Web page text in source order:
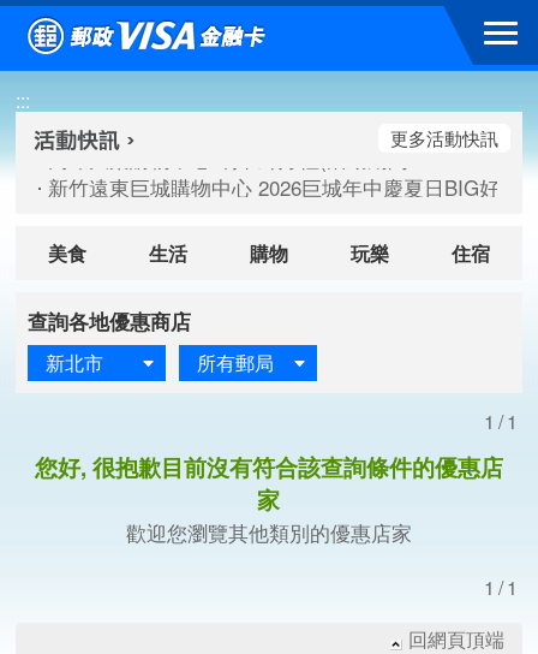
跳到主要內容區塊
:::
高雄大樂購物中心 刷卡郵好禮(活動期間：115/08/07-
臺北三創生活 有點東西第2波 刷卡郵好禮(活動期間：
高雄大樂購物中心 刷卡郵好禮(活動期間：115/08/07-
新竹遠東巨城購物中心 2026巨城年中慶夏日BIG好刷(
更多活動快訊
美食 生活 購物 玩樂 住宿
查詢各地優惠商店
新北市 所有郵局
1/1
您好, 很抱歉目前沒有符合該查詢條件的優惠店
家
歡迎您瀏覽其他類別的優惠店家
1/1
回網頁頂端